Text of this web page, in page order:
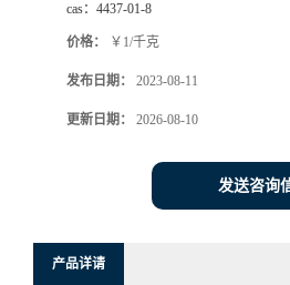
cas： 4437-01-8
价格： ￥1/千克
发布日期： 2023-08-11
更新日期： 2026-08-10
发送咨询
产品详请